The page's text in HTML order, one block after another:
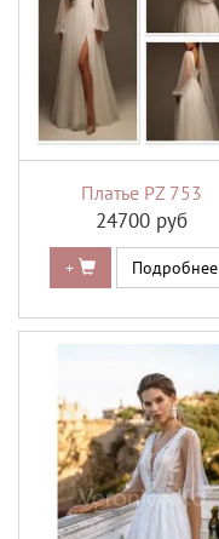
Платье PZ 753
24700 руб
+ Подробнее